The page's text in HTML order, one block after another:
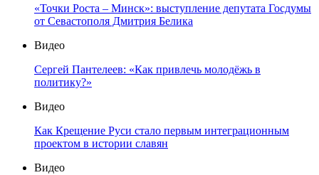
«Точки Роста – Минск»: выступление депутата Госдумы
от Севастополя Дмитрия Белика
Видео
Сергей Пантелеев: «Как привлечь молодёжь в
политику?»
Видео
Как Крещение Руси стало первым интеграционным
проектом в истории славян
Видео